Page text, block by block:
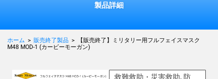
製品詳細
ホーム > 販売終了製品 >
【販売終了】ミリタリー用フルフェイスマスク
M48 MOD-1 (カービーモーガン)
救難救助・災害救助, 防